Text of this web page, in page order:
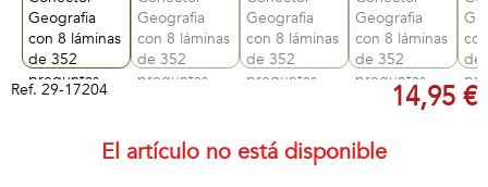
Ref. 29-17204 14,95 €
El artículo no está disponible